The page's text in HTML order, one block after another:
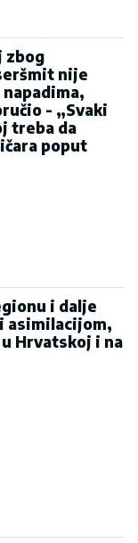
zbog
nije
- „Svaki
treba da
poput
i dalje
asimilacijom,
Hrvatskoj i na